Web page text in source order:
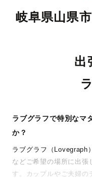
岐阜県山県
出
ラブグラフで特別なマ
か？
ラブグラフ（Lovegraph
などご希望の場所に出張
す。カップルやご夫婦の